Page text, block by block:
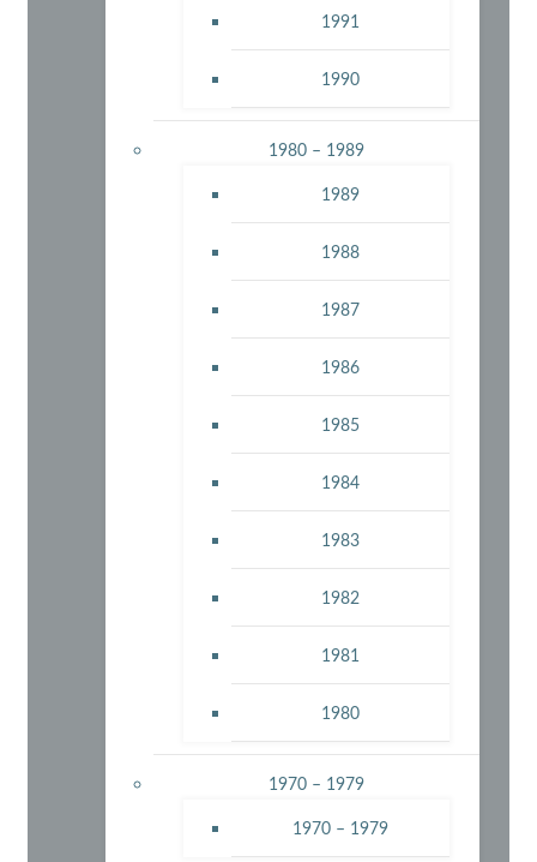
1991
1990
1980 – 1989
1989
1988
1987
1986
1985
1984
1983
1982
1981
1980
1970 – 1979
1970 – 1979